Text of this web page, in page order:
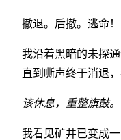
撤退。后撤。逃命！
我沿着黑暗的未探
直到嘶声终于消退，
该休息，重整旗鼓。
我看见矿井已变成